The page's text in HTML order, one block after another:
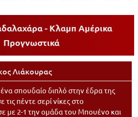
- Κλαμπ Αμέρικα
Προγνωστικά
Λιάκουρας
σπουδαίο διπλό στην έδρα της
πέντε σερί νίκες στο
με 2-1 την ομάδα του Μπουένο και